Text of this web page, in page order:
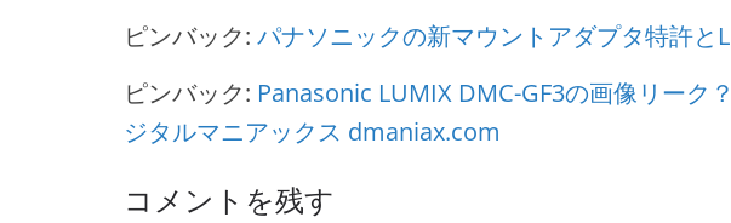
ピンバック: パナソニックの新マウントアダプタ特許と
ピンバック: Panasonic LUMIX DMC-GF3の画像リー
ジタルマニアックス dmaniax.com
コメントを残す